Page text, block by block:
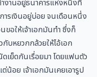
งานอยู่ธนาคารแห่งหนึ่งที่
ารเงินอยู่บ่อย จนเดือนหนึ่ง
อให้เจ้าเอกมันทำ ซึ่งก็
บหยวกกล้วยให้ไอ้เอก
เย็ดกันเรื่อยมา โดยแฟนตัว
น้อย เจ้าเอกมันเคยเอารูป